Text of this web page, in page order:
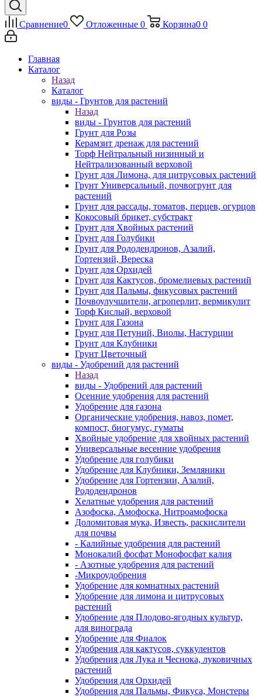
Сравнение0 Отложенные 0 Корзина0 0
Главная
Каталог
Назад
Каталог
виды - Грунтов для растений
Назад
виды - Грунтов для растений
Грунт для Розы
Керамзит дренаж для растений
Торф Нейтральный низинный и
Нейтрализованный верховой
Грунт для Лимона, для цитрусовых растений
Грунт Универсальный, почвогрунт для
растений
Грунт для рассады, томатов, перцев, огурцов
Кокосовый брикет, субстракт
Грунт для Хвойных растений
Грунт для Голубики
Грунт для Рододендронов, Азалий,
Гортензий, Вереска
Грунт для Орхидей
Грунт для Кактусов, бромелиевых растений
Грунт для Пальмы, фикусовых растений
Почвоулучшители, агроперлит, вермикулит
Торф Кислый, верховой
Грунт для Газона
Грунт для Петуний, Виолы, Настурции
Грунт для Клубники
Грунт Цветочный
виды - Удобрений для растений
Назад
виды - Удобрений для растений
Осенние удобрения для растений
Удобрение для газона
Органические удобрения, навоз, помет,
компост, биогумус, гуматы
Хвойные удобрение для хвойных растений
Универсальные весенние удобрения
Удобрение для голубики
Удобрение для Клубники, Земляники
Удобрение для Гортензии, Азалий,
Рододендронов
Хелатные удобрения для растений
Азофоска, Амофоска, Нитроамофоска
Доломитовая мука, Известь, раскислители
для почвы
- Калийные удобрения для растений
Монокалий фосфат Монофосфат калия
- Азотные удобрения для растений
-Микроудобрения
Удобрение для комнатных растений
Удобрение для лимона и цитрусовых
растений
Удобрение для Плодово-ягодных культур,
для винограда
Удобрение для Фиалок
Удобрения для кактусов, суккулентов
Удобрения для Лука и Чеснока, луковичных
растений
Удобрения для Орхидей
Удобрения для Пальмы, Фикуса, Монстеры